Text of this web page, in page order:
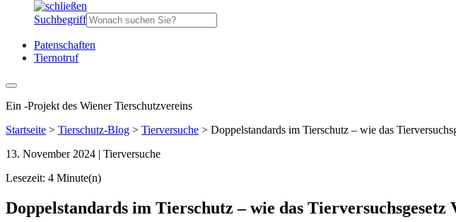
Suchbegriff
Patenschaften
Tiernotruf
Ein -Projekt des Wiener Tierschutzvereins
Startseite > Tierschutz-Blog > Tierversuche > Doppelstandards im Tierschutz – wie das
13. November 2024 | Tierversuche
Lesezeit: 4 Minute(n)
Doppelstandards im Tierschutz – wie das Tierversuchsgesetz